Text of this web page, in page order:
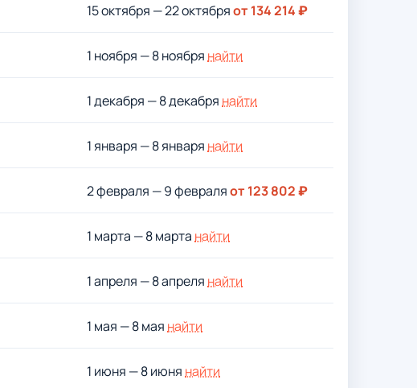
15 октября — 22 октябряот 134 214 ₽
1 ноября — 8 ноября найти
1 декабря — 8 декабря найти
1 января — 8 января найти
2 февраля — 9 февраляот 123 802 ₽
1 марта — 8 марта найти
1 апреля — 8 апреля найти
1 мая — 8 мая найти
1 июня — 8 июня найти